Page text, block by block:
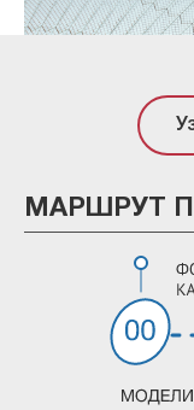
МАРШРУТ